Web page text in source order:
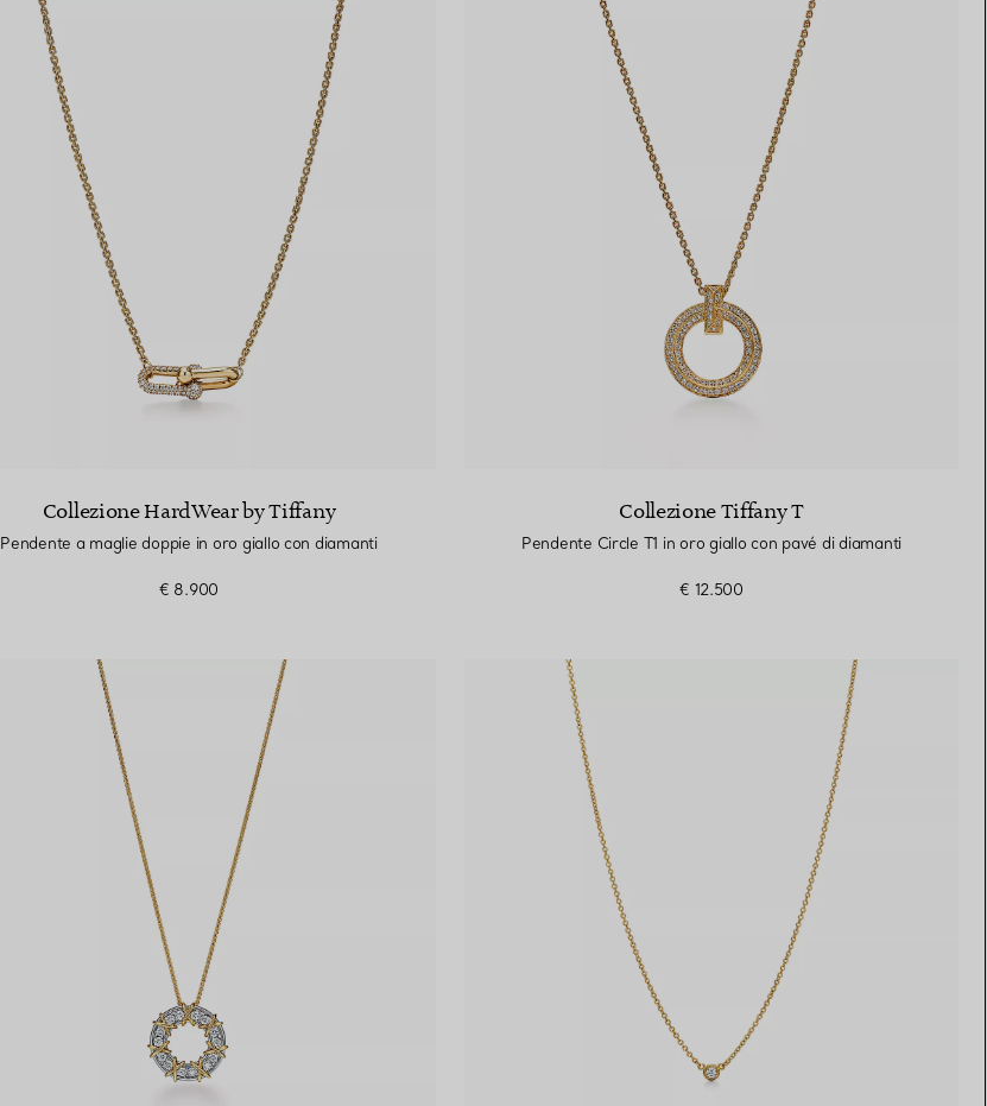
Collezione HardWear by Tiffany
Pendente a maglie doppie in oro giallo con diamanti
€ 8.900
Collezione Tiffany T
Pendente Circle T1 in oro giallo con pavé di diamanti
€ 12.500